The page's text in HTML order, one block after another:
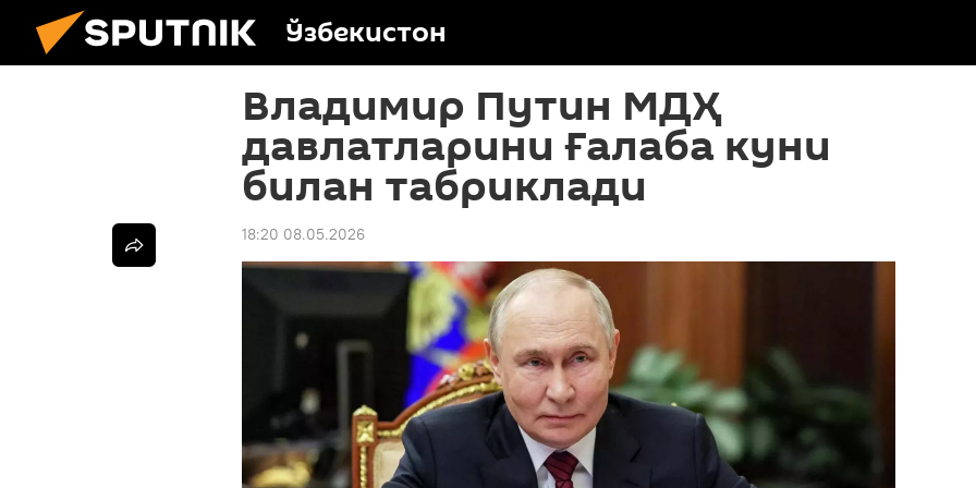
Ўзбекистон
Владимир Путин МДҲ
давлатларини Ғалаба куни
билан табриклади
18:20 08.05.2026